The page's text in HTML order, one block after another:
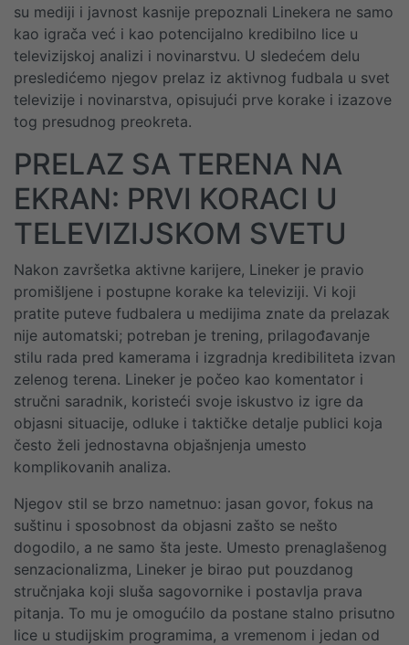
su mediji i javnost kasnije prepoznali Linekera ne samo
kao igrača već i kao potencijalno kredibilno lice u
televizijskoj analizi i novinarstvu. U sledećem delu
presledićemo njegov prelaz iz aktivnog fudbala u svet
televizije i novinarstva, opisujući prve korake i izazove
tog presudnog preokreta.
PRELAZ SA TERENA NA
EKRAN: PRVI KORACI U
TELEVIZIJSKOM SVETU
Nakon završetka aktivne karijere, Lineker je pravio
promišljene i postupne korake ka televiziji. Vi koji
pratite puteve fudbalera u medijima znate da prelazak
nije automatski; potreban je trening, prilagođavanje
stilu rada pred kamerama i izgradnja kredibiliteta izvan
zelenog terena. Lineker je počeo kao komentator i
stručni saradnik, koristeći svoje iskustvo iz igre da
objasni situacije, odluke i taktičke detalje publici koja
često želi jednostavna objašnjenja umesto
komplikovanih analiza.
Njegov stil se brzo nametnuo: jasan govor, fokus na
suštinu i sposobnost da objasni zašto se nešto
dogodilo, a ne samo šta jeste. Umesto prenaglašenog
senzacionalizma, Lineker je birao put pouzdanog
stručnjaka koji sluša sagovornike i postavlja prava
pitanja. To mu je omogućilo da postane stalno prisutno
lice u studijskim programima, a vremenom i jedan od